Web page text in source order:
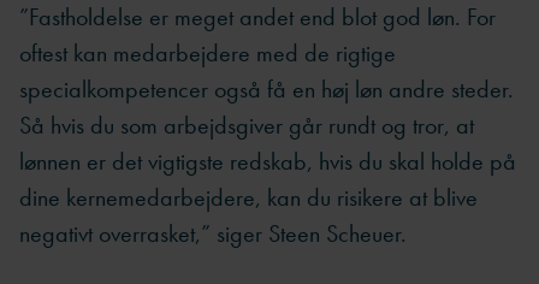
”Fastholdelse er meget andet end blot god løn. For
oftest kan medarbejdere med de rigtige
specialkompetencer også få en høj løn andre steder.
Så hvis du som arbejdsgiver går rundt og tror, at
lønnen er det vigtigste redskab, hvis du skal holde på
dine kernemedarbejdere, kan du risikere at blive
negativt overrasket,” siger Steen Scheuer.